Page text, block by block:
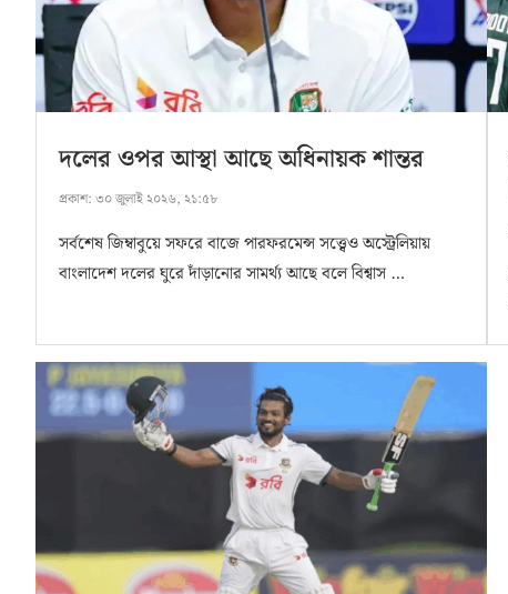
দলের ওপর আস্থা আছে অধিনায়ক শান্তর
প্রকাশ: ৩০ জুলাই ২০২৬, ২১:৫৮
সর্বশেষ জিম্বাবুয়ে সফরে বাজে পারফরমেন্স সত্ত্বেও অস্ট্রেলিয়ায়
বাংলাদেশ দলের ঘুরে দাঁড়ানোর সামর্থ্য আছে বলে বিশ্বাস …